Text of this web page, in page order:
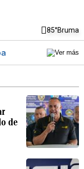
85°Bruma
de